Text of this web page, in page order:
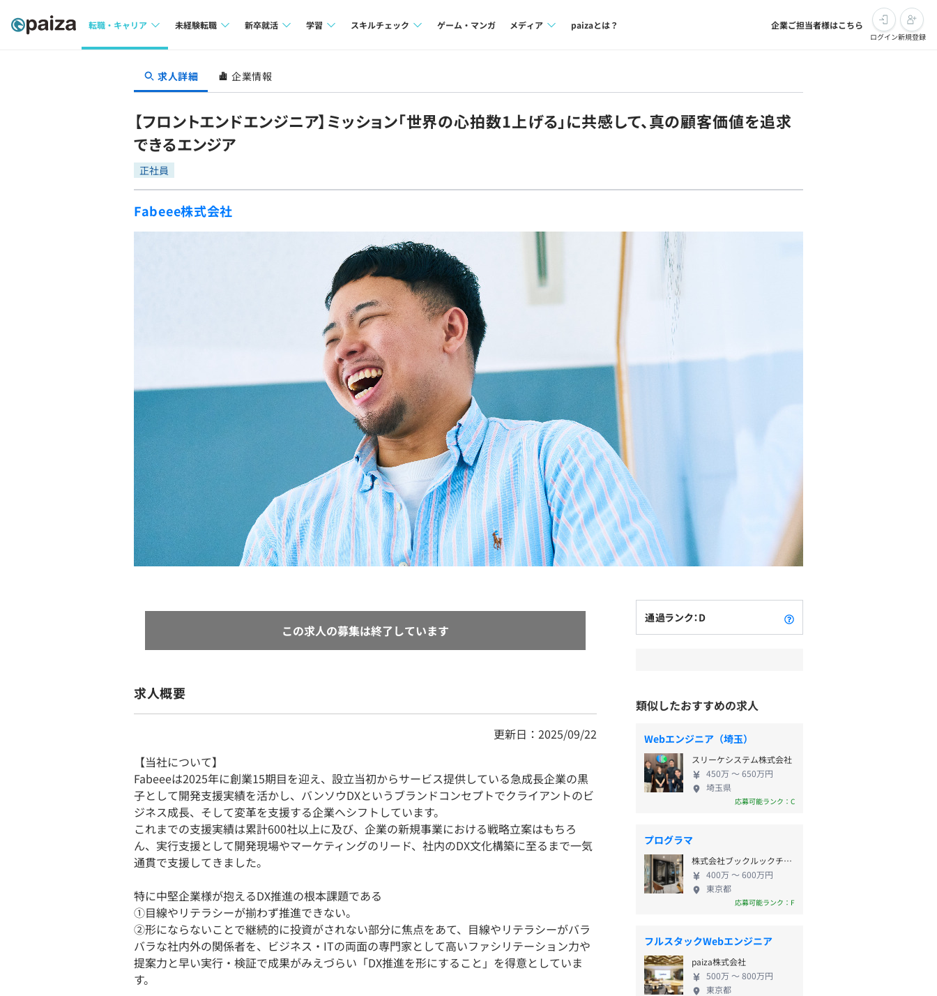
転職・キャリア
転職成功ガイド
未経験転職
求人検索
転職成功ガイド
新卒就活
本選考
学習
4択課題
リファレンス
個人向けプラン
法人向けプラン
学校向けプラン
契約内容・クーポン
スキルチェック
評価結果一覧
ゲーム・マンガ メディア
note
paizaとは？ 企業ご担当者様はこちら
ログイン新規登録
求人詳細 企業情報
【フロントエンドエンジニア】ミッション「世界の心拍数1上げる」に共感して、真の顧客価値を追求
できるエンジア
正社員
Fabeee株式会社
この求人の募集は終了しています
求人概要
更新日：2025/09/22
【当社について】
Fabeeeは2025年に創業15期目を迎え、設立当初からサービス提供している急成長企業の黒
子として開発支援実績を活かし、バンソウDXというブランドコンセプトでクライアントのビ
ジネス成長、そして変革を支援する企業へシフトしています。
これまでの支援実績は累計600社以上に及び、企業の新規事業における戦略立案はもちろ
ん、実行支援として開発現場やマーケティングのリード、社内のDX文化構築に至るまで一気
通貫で支援してきました。
特に中堅企業様が抱えるDX推進の根本課題である
①目線やリテラシーが揃わず推進できない。
②形にならないことで継続的に投資がされない部分に焦点をあて、目線やリテラシーがバラ
バラな社内外の関係者を、ビジネス・ITの両面の専門家として高いファシリテーション力や
提案力と早い実行・検証で成果がみえづらい「DX推進を形にすること」を得意としていま
す。
通過ランク：D
類似したおすすめの求人
Webエンジニア（埼玉）
スリーケシステム株式会社
450万 〜 650万円
埼玉県
応募可能ランク：C
プログラマ
株式会社ブックルックチーム
400万 〜 600万円
東京都
応募可能ランク：F
フルスタックWebエンジニア
paiza株式会社
500万 〜 800万円
東京都